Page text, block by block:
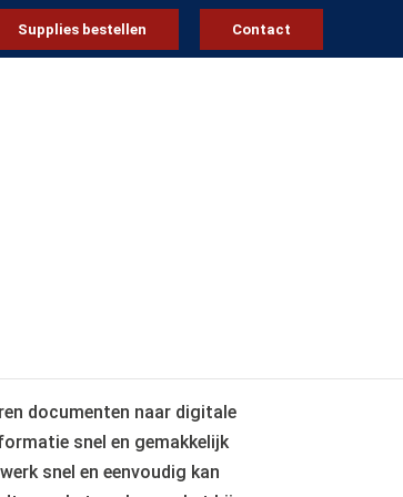
Supplies bestellen Contact
documenten naar digitale
snel en gemakkelijk
snel en eenvoudig kan